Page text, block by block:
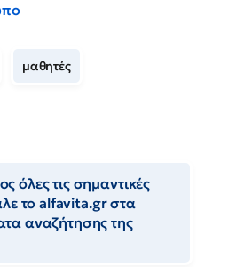
μαθητές
όλες τις σημαντικές
το alfavita.gr στα
αναζήτησης της